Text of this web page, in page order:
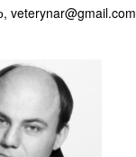
veterynar@gmail.com